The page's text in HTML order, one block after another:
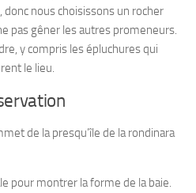
nous choisissons un rocher
pas gêner les autres promeneurs.
y compris les épluchures qui
le lieu.
de la presqu’île de la rondinara
pour montrer la forme de la baie.